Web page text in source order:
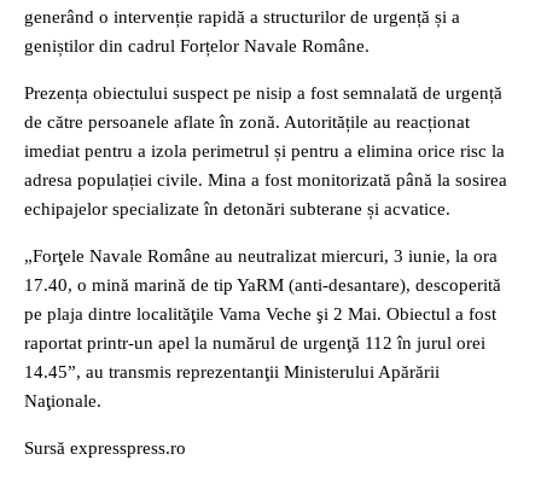
generând o intervenție rapidă a structurilor de urgență și a
geniștilor din cadrul Forțelor Navale Române.
Prezența obiectului suspect pe nisip a fost semnalată de urgență
de către persoanele aflate în zonă. Autoritățile au reacționat
imediat pentru a izola perimetrul și pentru a elimina orice risc la
adresa populației civile. Mina a fost monitorizată până la sosirea
echipajelor specializate în detonări subterane și acvatice.
„Forţele Navale Române au neutralizat miercuri, 3 iunie, la ora
17.40, o mină marină de tip YaRM (anti-desantare), descoperită
pe plaja dintre localităţile Vama Veche şi 2 Mai. Obiectul a fost
raportat printr-un apel la numărul de urgenţă 112 în jurul orei
14.45”, au transmis reprezentanţii Ministerului Apărării
Naţionale.
Sursă expresspress.ro